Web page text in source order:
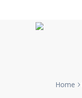
Home